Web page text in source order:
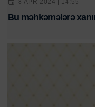
8 APR 2024 | 14:55
Bu məhkəmələrə